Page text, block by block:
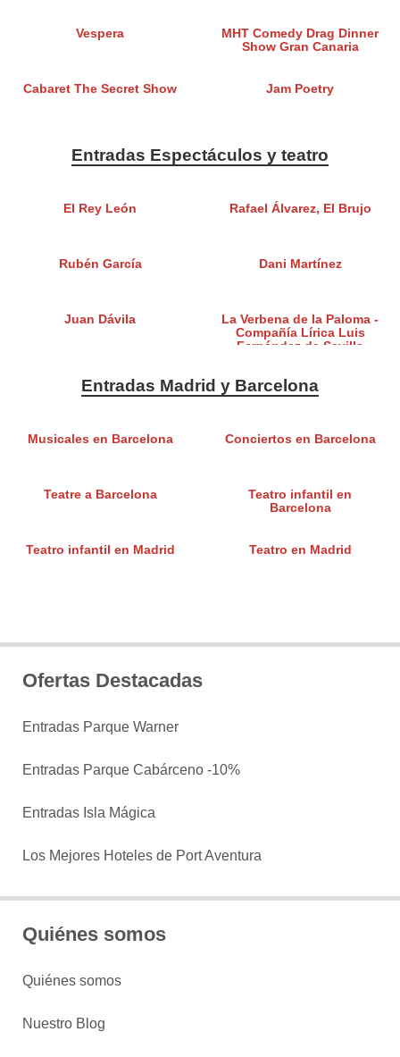
Vespera
MHT Comedy Drag Dinner
Show Gran Canaria
Cabaret The Secret Show Jam Poetry
Entradas Espectáculos y teatro
El Rey León Rafael Álvarez, El Brujo
Rubén García Dani Martínez
Juan Dávila
La Verbena de la Paloma -
Compañía Lírica Luis
Fernández de Sevilla
Entradas Madrid y Barcelona
Musicales en Barcelona Conciertos en Barcelona
Teatre a Barcelona
Teatro infantil en
Barcelona
Teatro infantil en Madrid Teatro en Madrid
Ofertas Destacadas
Entradas Parque Warner
Entradas Parque Cabárceno -10%
Entradas Isla Mágica
Los Mejores Hoteles de Port Aventura
Quiénes somos
Quiénes somos
Nuestro Blog